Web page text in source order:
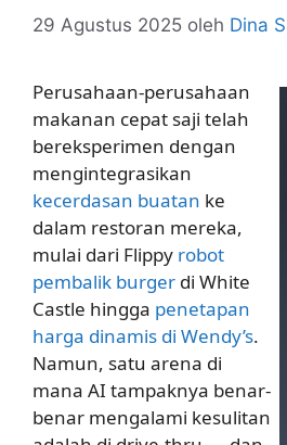
29 Agustus 2025 oleh Dina
Perusahaan-perusahaan
makanan cepat saji telah
bereksperimen dengan
mengintegrasikan
kecerdasan buatan ke
dalam restoran mereka,
mulai dari Flippy robot
pembalik burger di White
Castle hingga penetapan
harga dinamis di Wendy’s.
Namun, satu arena di
mana AI tampaknya benar-
benar mengalami kesulitan